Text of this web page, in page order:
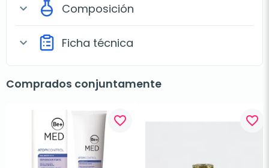
expand_more Composición
expand_more Ficha técnica
Comprados conjuntamente
favorite_border favorite_border